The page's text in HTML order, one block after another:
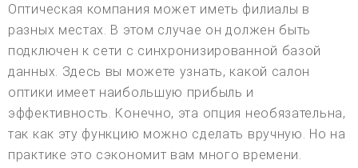
Оптическая компания может иметь филиалы в
разных местах. В этом случае он должен быть
подключен к сети с синхронизированной базой
данных. Здесь вы можете узнать, какой салон
оптики имеет наибольшую прибыль и
эффективность. Конечно, эта опция необязательна,
так как эту функцию можно сделать вручную. Но на
практике это сэкономит вам много времени.